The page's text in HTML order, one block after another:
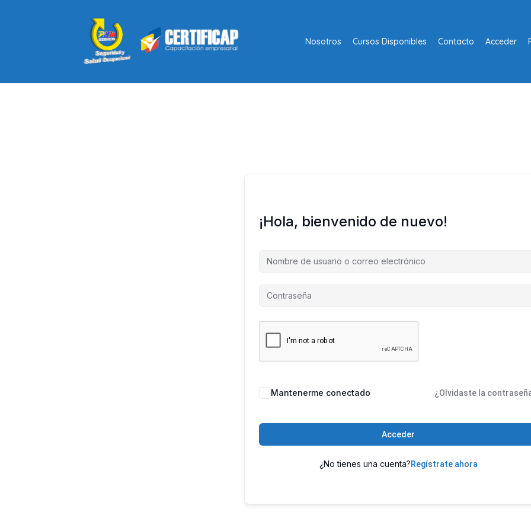
Nosotros Cursos Disponibles Contacto Acceder
¡Hola, bienvenido de nuevo!
Mantenerme conectado ¿Olvidaste la
Acceder
¿No tienes una cuenta?Regístrate ahora